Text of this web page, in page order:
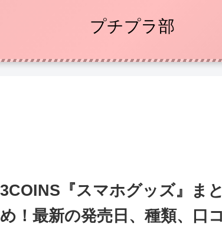
プチプラ部
3COINS『スマホグッズ』まと
め！最新の発売日、種類、口コ